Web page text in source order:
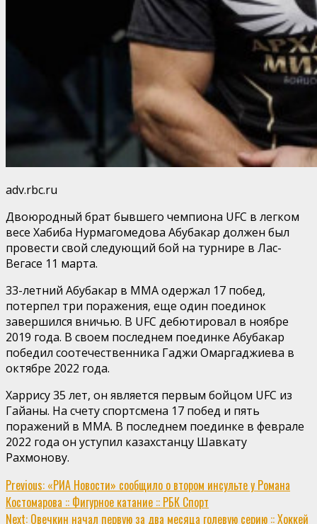
adv.rbc.ru
Двоюродный брат бывшего чемпиона UFC в легком
весе Хабиба Нурмагомедова Абубакар должен был
провести свой следующий бой на турнире в Лас-
Вегасе 11 марта.
33-летний Абубакар в ММА одержал 17 побед,
потерпел три поражения, еще один поединок
завершился вничью. В UFC дебютировал в ноябре
2019 года. В своем последнем поединке Абубакар
победил соотечественника Гаджи Омаргаджиева в
октябре 2022 года.
Харрису 35 лет, он является первым бойцом UFC из
Гайаны. На счету спортсмена 17 побед и пять
поражений в ММА. В последнем поединке в феврале
2022 года он уступил казахстанцу Шавкату
Рахмонову.
Continue
Reading
Previous: «РИА Новости» сообщило о втором инсульте у Романа
Костомарова :: Фигурное катание :: РБК Спорт
Next: Овечкин начал первую за два месяца голевую серию :: Хоккей